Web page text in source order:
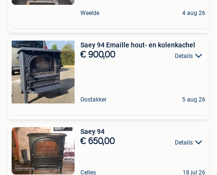
Weelde 4 aug 26
Saey 94 Emaille hout- en kolenkachel
€ 900,00 Details
Oostakker 5 aug 26
Saey 94
€ 650,00 Details
Celles 18 jul 26